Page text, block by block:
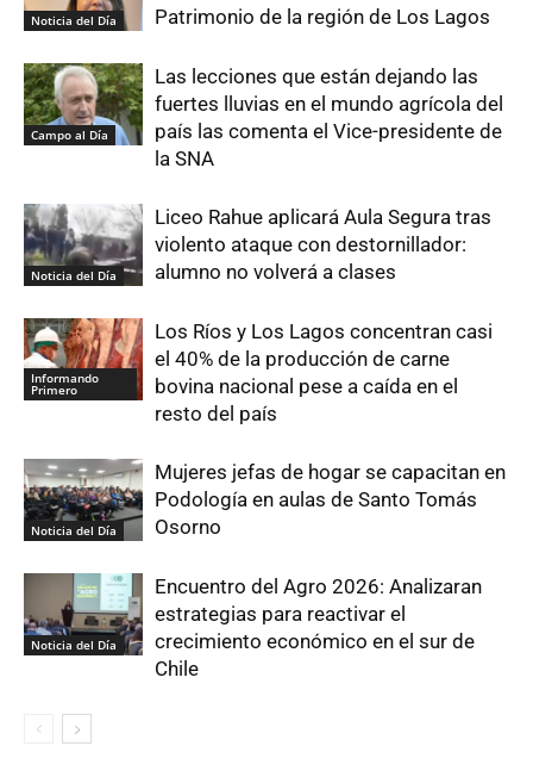
Noticia del Día
Patrimonio de la región de Los Lagos
Campo al Día
Las lecciones que están dejando las
fuertes lluvias en el mundo agrícola del
país las comenta el Vice-presidente de
la SNA
Noticia del Día
Liceo Rahue aplicará Aula Segura tras
violento ataque con destornillador:
alumno no volverá a clases
Informando
Primero
Los Ríos y Los Lagos concentran casi
el 40% de la producción de carne
bovina nacional pese a caída en el
resto del país
Noticia del Día
Mujeres jefas de hogar se capacitan en
Podología en aulas de Santo Tomás
Osorno
Noticia del Día
Encuentro del Agro 2026: Analizaran
estrategias para reactivar el
crecimiento económico en el sur de
Chile